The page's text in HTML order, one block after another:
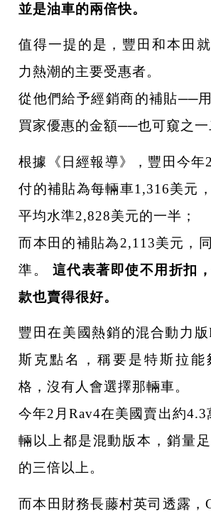
並是油車的兩倍快。
值得一提的是，豐田和本田
力熱潮的主要受惠者。
從他們給予經銷商的補貼──
買家優惠的金額──也可窺之一
根據《日經報導》，豐田今年
付的補貼為每輛車1,316美元
平均水準2,828美元的一半；
而本田的補貼為2,113美元，
準。 這代表著即使不用折扣
款也賣得很好。
豐田在美國熱銷的混合動力
斯克點名，稱要是特斯拉能
格，沒有人會選擇那輛車。
今年2月Rav4在美國賣出約4.3
輛以上都是混動版本，銷量
的三倍以上。
而本田財務長藤村英司透露，